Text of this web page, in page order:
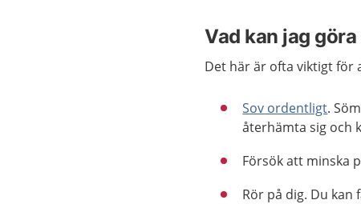
Vad kan jag
Det här är ofta viktigt för
Sov ordentligt.
återhämta sig och
Försök att minska
Rör på dig. Du